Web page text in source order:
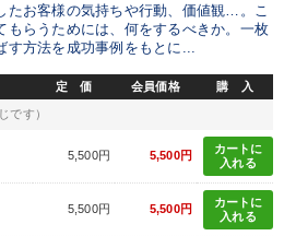
たお客様の気持ちや行動、価値観…。こ
もらうためには、何をするべきか。一枚
方法を成功事例をもとに...
定 価 会員価格 購 入
です）
5,500円 5,500円
カートに
入れる
5,500円 5,500円
カートに
入れる